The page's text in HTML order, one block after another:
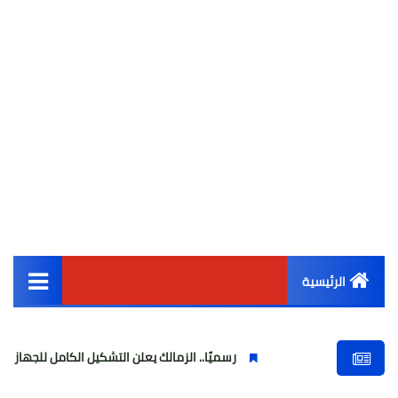
الرئيسية
أخبار مصر
رسميًا.. الزمالك يعلن التشكيل الكامل للجهاز الفني